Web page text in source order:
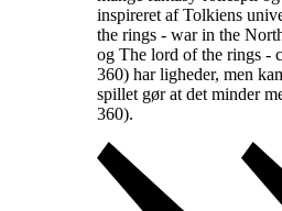
inspireret af Tolkiens
the rings - war in the
og The lord of the rings -
360) har ligheder, men
spillet gør at det minder
360).